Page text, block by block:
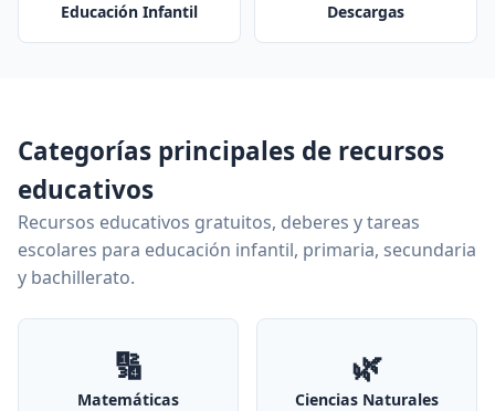
Educación Infantil Descargas
Categorías principales de recursos
educativos
Recursos educativos gratuitos, deberes y tareas
escolares para educación infantil, primaria, secundaria
y bachillerato.
🔢
Matemáticas
🌿
Ciencias Naturales